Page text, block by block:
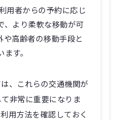
用者からの予約に応じ
、より柔軟な移動が可
や高齢者の移動手段と
す。
、これらの交通機関が
て非常に重要になりま
用方法を確認しておく